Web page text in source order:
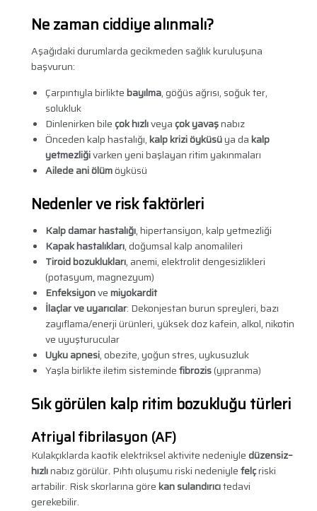
Ne zaman ciddiye alınmalı?
Aşağıdaki durumlarda gecikmeden sağlık kuruluşuna
başvurun:
Çarpıntıyla birliktebayılma, göğüs ağrısı, soğuk ter,
solukluk
Dinlenirken bileçok hızlıveyaçok yavaşnabız
Önceden kalp hastalığı,kalp krizi öyküsüya dakalp
yetmezliğivarken yeni başlayan ritim yakınmaları
Ailede ani ölümöyküsü
Nedenler ve risk faktörleri
Kalp damar hastalığı, hipertansiyon, kalp yetmezliği
Kapak hastalıkları, doğumsal kalp anomalileri
Tiroid bozuklukları, anemi, elektrolit dengesizlikleri
(potasyum, magnezyum)
Enfeksiyonvemiyokardit
İlaçlar ve uyarıcılar: Dekonjestan burun spreyleri, bazı
zayıflama/enerji ürünleri, yüksek doz kafein, alkol, nikotin
ve uyuşturucular
Uyku apnesi, obezite, yoğun stres, uykusuzluk
Yaşla birlikte iletim sistemindefibrozis(yıpranma)
Sık görülen kalp ritim bozukluğu türleri
Atriyal fibrilasyon (AF)
Kulakçıklarda kaotik elektriksel aktivite nedeniyledüzensiz–
hızlınabız görülür. Pıhtı oluşumu riski nedeniylefelçriski
artabilir. Risk skorlarına görekan sulandırıcıtedavi
gerekebilir.